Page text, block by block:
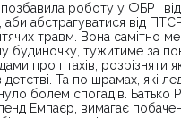
роботу у ФБР і
аби абстрагуватися від
травм. Вона самітно
будиночку, тужитиме за
про птахів, розрізняти
Та по шрамах, які
болем спогадів. Батько
Емпаєр, вимагає